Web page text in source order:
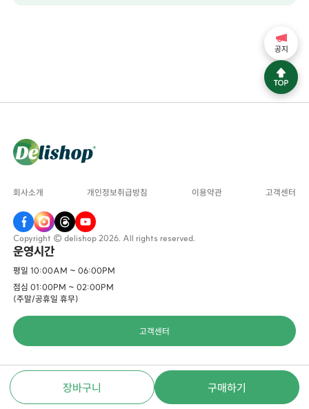
장바구니 구매하기
회사소개 개인정보취급방침 이용약관 고객센터
Copyright © delishop 2026. All rights reserved.
운영시간
평일 10:00AM ~ 06:00PM
점심 01:00PM ~ 02:00PM
(주말/공휴일 휴무)
고객센터
공지